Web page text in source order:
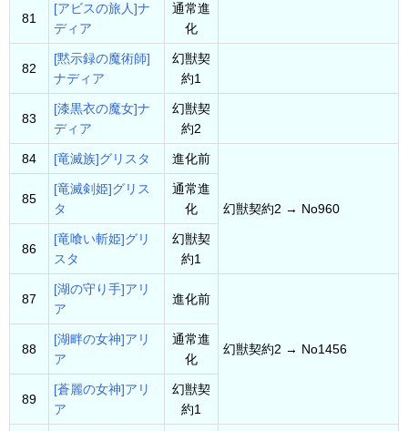
81
[アビスの旅人]ナ
ディア
通常進
化
82
[黙示録の魔術師]
ナディア
幻獣契
約1
83
[漆黒衣の魔女]ナ
ディア
幻獣契
約2
84 [竜滅族]グリスタ 進化前
幻獣契約2 → No960
85
[竜滅剣姫]グリス
タ
通常進
化
86
[竜喰い斬姫]グリ
スタ
幻獣契
約1
87
[湖の守り手]アリ
ア
進化前
幻獣契約2 → No1456
88
[湖畔の女神]アリ
ア
通常進
化
89
[蒼麗の女神]アリ
ア
幻獣契
約1